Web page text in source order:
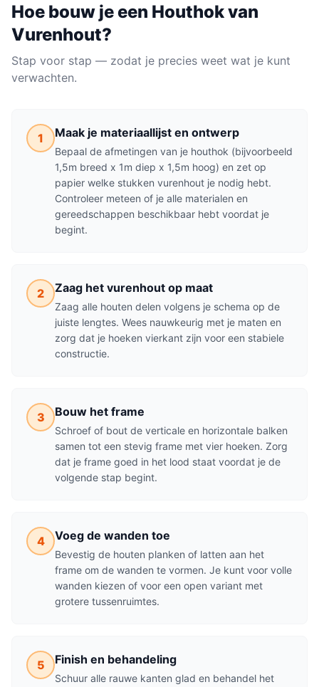
Hoe bouw je een Houthokvan
Vurenhout?
Stap voor stap — zodat je precies weet wat je kunt
verwachten.
1 Maak je materiaallijst en ontwerp
Bepaal de afmetingen van je houthok (bijvoorbeeld
1,5m breed x 1m diep x 1,5m hoog) en zet op
papier welke stukken vurenhout je nodig hebt.
Controleer meteen of je alle materialen en
gereedschappen beschikbaar hebt voordat je
begint.
2 Zaag het vurenhout op maat
Zaag alle houten delen volgens je schema op de
juiste lengtes. Wees nauwkeurig met je maten en
zorg dat je hoeken vierkant zijn voor een stabiele
constructie.
3 Bouw het frame
Schroef of bout de verticale en horizontale balken
samen tot een stevig frame met vier hoeken. Zorg
dat je frame goed in het lood staat voordat je de
volgende stap begint.
4 Voeg de wanden toe
Bevestig de houten planken of latten aan het
frame om de wanden te vormen. Je kunt voor volle
wanden kiezen of voor een open variant met
grotere tussenruimtes.
5 Finish en behandeling
Schuur alle rauwe kanten glad en behandel het